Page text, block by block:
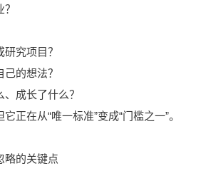
究项目？
的想法？
成长了什么？
正在从“唯一标准”变成“门槛之一”。
略的关键点